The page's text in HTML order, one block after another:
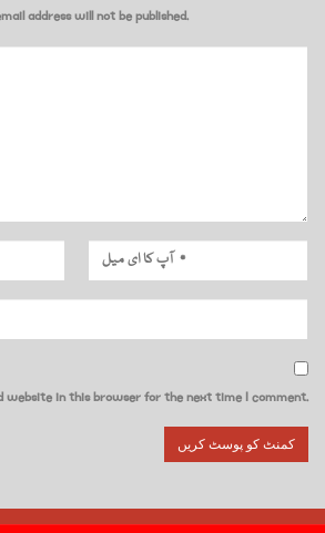
address will not be published.
website in this browser for the next time I comment.